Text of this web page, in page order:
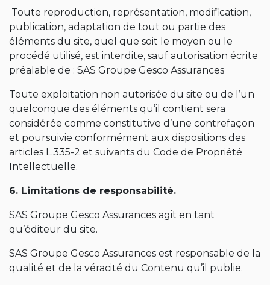
Toute reproduction, représentation, modification,
publication, adaptation de tout ou partie des
éléments du site, quel que soit le moyen ou le
procédé utilisé, est interdite, sauf autorisation écrite
préalable de : SAS Groupe Gesco Assurances
Toute exploitation non autorisée du site ou de l’un
quelconque des éléments qu’il contient sera
considérée comme constitutive d’une contrefaçon
et poursuivie conformément aux dispositions des
articles L.335-2 et suivants du Code de Propriété
Intellectuelle.
6. Limitations de responsabilité.
SAS Groupe Gesco Assurances agit en tant
qu’éditeur du site.
SAS Groupe Gesco Assurances est responsable de la
qualité et de la véracité du Contenu qu’il publie.